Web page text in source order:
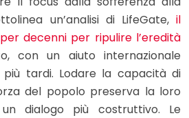
un’analisi di LifeGate, il
decenni per ripulire l’eredità
con un aiuto internazionale
tardi. Lodare la capacità di
del popolo preserva la loro
dialogo più costruttivo. Le